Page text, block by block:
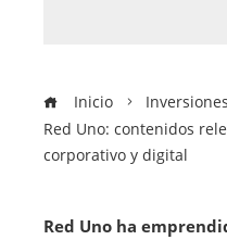
Inicio
Red Uno: contenidos
corporativo y digital
Red Uno ha